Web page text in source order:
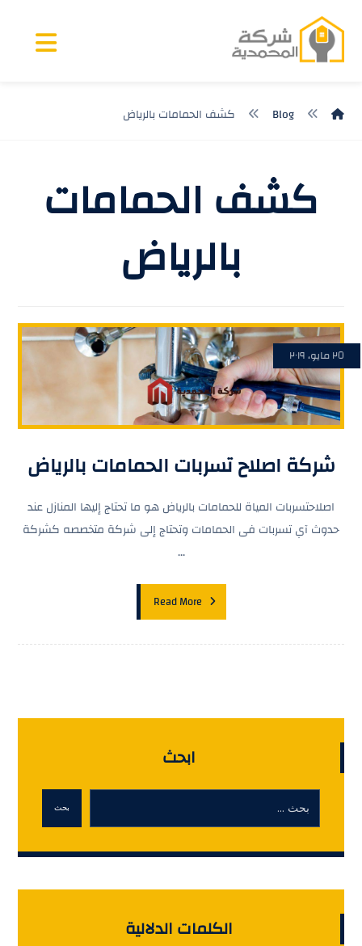
Blog كشف الحمامات بالرياض
كشف الحمامات
بالرياض
شركة اصلاح تسربات الحمامات بالرياض
٢٥ مايو، ٢٠١٩
اصلاحتسربات المياة للحمامات بالرياض هو ما تحتاج إليها المنازل عند
حدوث آي تسربات فى الحمامات وتحتاج إلى شركة متخصصه كشركة
...
Read More
ابحث
بحث
الكلمات الدلالية